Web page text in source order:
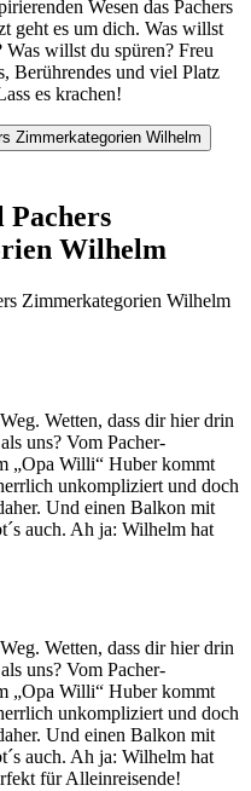
Wesen das Pachers
geht es um dich. Was willst
Was willst du spüren? Freu
Berührendes und viel Platz
es krachen!
Pachers
Wilhelm
Wetten, dass dir hier drin
uns? Vom Pacher-
„Opa Willi“ Huber kommt
unkompliziert und doch
Und einen Balkon mit
auch. Ah ja: Wilhelm hat
Wetten, dass dir hier drin
uns? Vom Pacher-
„Opa Willi“ Huber kommt
unkompliziert und doch
Und einen Balkon mit
auch. Ah ja: Wilhelm hat
für Alleinreisende!